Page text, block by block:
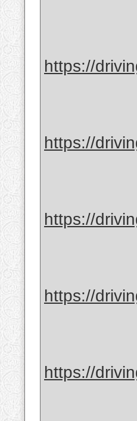
https://
https://
https://
https://
https://